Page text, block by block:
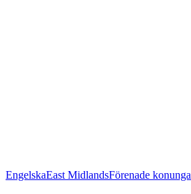
EngelskaEast MidlandsFörenade